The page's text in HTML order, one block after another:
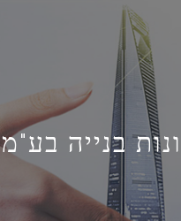
בנייה בע"מ